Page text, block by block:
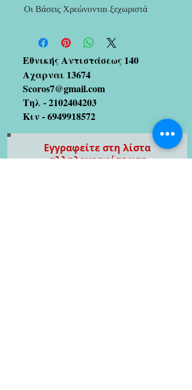
Οι Βάσεις Χρεώνονται ξεχωριστά
Εθνικής Αντιστάσεως 140
Αχαρναι 13674
Scoros7@gmail.com
Τηλ -2102404203
Κιν -6949918572
Εγγραφείτε στη λίστα
αλληλογραφίας μας